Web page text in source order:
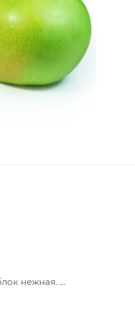
нежная.